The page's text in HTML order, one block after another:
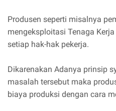
Produsen seperti misalnya
mengeksploitasi Tenaga
setiap hak-hak pekerja.
Dikarenakan Adanya prinsip
masalah tersebut maka
biaya produksi dengan cara